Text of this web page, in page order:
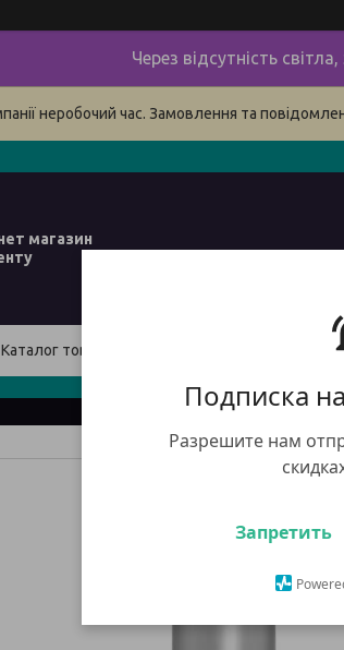
Подписка
Разрешите нам
Запретить
Через відсутність
неробочий час. Замовлення та
магазин
Каталог товарів наші